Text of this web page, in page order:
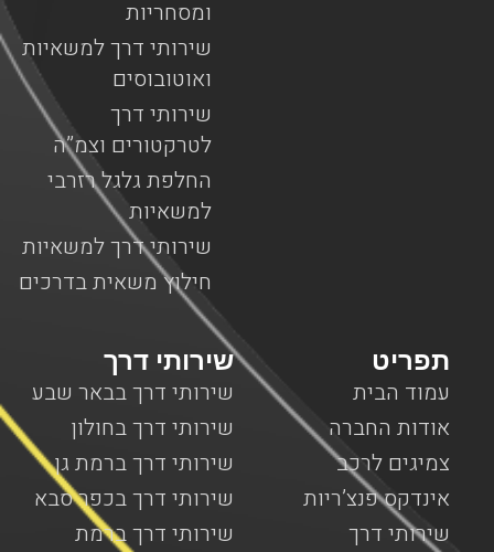
ומסחריות
שירותי דרך למשאיות
ואוטובוסים
שירותי דרך
לטרקטורים וצמ”ה
החלפת גלגל רזרבי
למשאיות
שירותי דרך למשאיות
חילוץ משאית בדרכים
שירותי דרך
שירותי דרך בבאר שבע
שירותי דרך בחולון
שירותי דרך ברמת גן
שירותי דרך בכפר סבא
שירותי דרך ברמת
תפריט
עמוד הבית
אודות החברה
צמיגים לרכב
אינדקס פנצ’ריות
שירותי דרך